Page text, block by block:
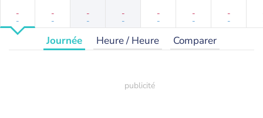
-
-
-
-
-
-
-
-
-
-
-
-
-
-
Journée Heure / Heure Comparer